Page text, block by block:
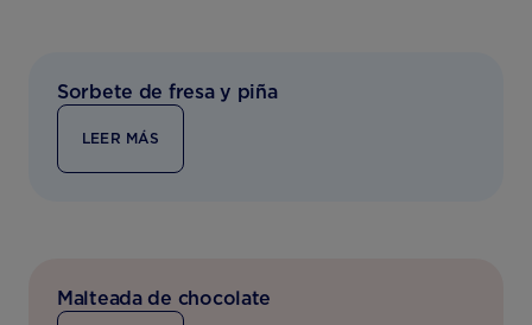
Sorbete de fresa y piña
LEER MÁS
Malteada de chocolate